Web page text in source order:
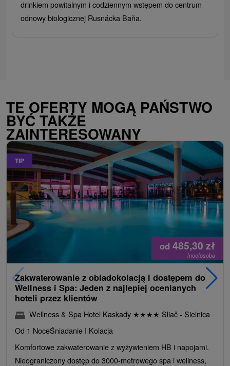
drinkiem powitalnym i codziennym wstępem do centrum
odnowy biologicznej Rusnácka Baňa.
TE OFERTY MOGĄ PAŃSTWO
BYĆ TAKŻE
ZAINTERESOWANY
TIP
od 485,30 zł
/noc/osoba
Zakwaterowanie z obiadokolacją i dostępem do
Wellness i Spa: Jeden z najlepiej ocenianych
hoteli przez klientów
Wellness & Spa Hotel Kaskady ★★★★ Sliač - Sielnica
Od 1 NoceŚniadanie I Kolacja
Komfortowe zakwaterowanie z wyżywieniem HB i napojami.
Nieograniczony dostęp do 3000-metrowego spa i wellness,